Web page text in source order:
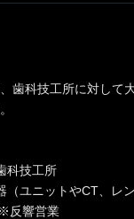
歯科技工所に対して
科技工所
（ユニットやCT、レ
反響営業